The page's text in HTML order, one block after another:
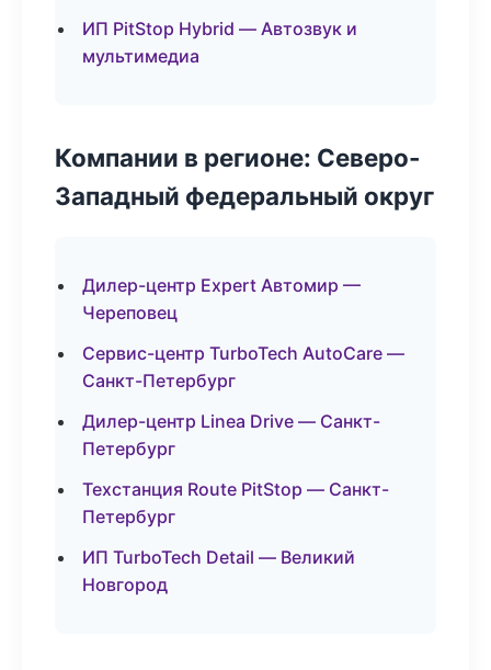
ИП PitStop Hybrid — Автозвук и
мультимедиа
Компании в регионе: Северо-
Западный федеральный округ
Дилер-центр Expert Автомир —
Череповец
Сервис-центр TurboTech AutoCare —
Санкт-Петербург
Дилер-центр Linea Drive — Санкт-
Петербург
Техстанция Route PitStop — Санкт-
Петербург
ИП TurboTech Detail — Великий
Новгород